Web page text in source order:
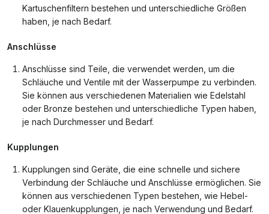
Kartuschenfiltern bestehen und unterschiedliche Größen
haben, je nach Bedarf.
Anschlüsse
Anschlüsse sind Teile, die verwendet werden, um die
Schläuche und Ventile mit der Wasserpumpe zu verbinden.
Sie können aus verschiedenen Materialien wie Edelstahl
oder Bronze bestehen und unterschiedliche Typen haben,
je nach Durchmesser und Bedarf.
Kupplungen
Kupplungen sind Geräte, die eine schnelle und sichere
Verbindung der Schläuche und Anschlüsse ermöglichen. Sie
können aus verschiedenen Typen bestehen, wie Hebel-
oder Klauenkupplungen, je nach Verwendung und Bedarf.